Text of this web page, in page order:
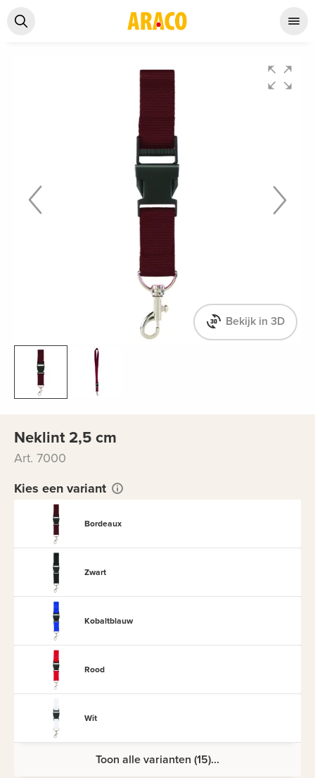
Bekijk in 3D
Neklint 2,5 cm
Art. 7000
Kies een variant
Bordeaux
Zwart
Kobaltblauw
Rood
Wit
Toon alle varianten (15)...